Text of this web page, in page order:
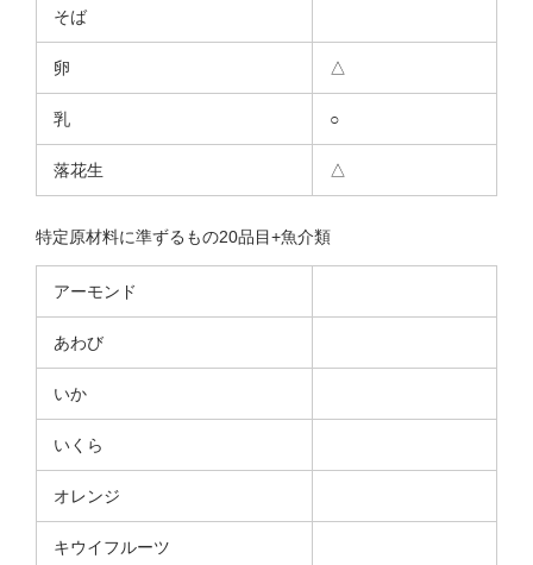
そば
卵 △
乳 ○
落花生 △
特定原材料に準ずるもの20品目+魚介類
アーモンド
あわび
いか
いくら
オレンジ
キウイフルーツ